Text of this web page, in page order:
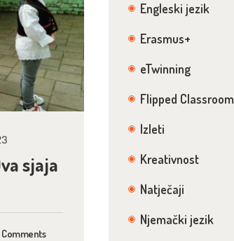
sjaja
Comments
Engleski jezik
Erasmus+
eTwinning
Flipped Classroom
Izleti
Kreativnost
Natječaji
Njemački jezik